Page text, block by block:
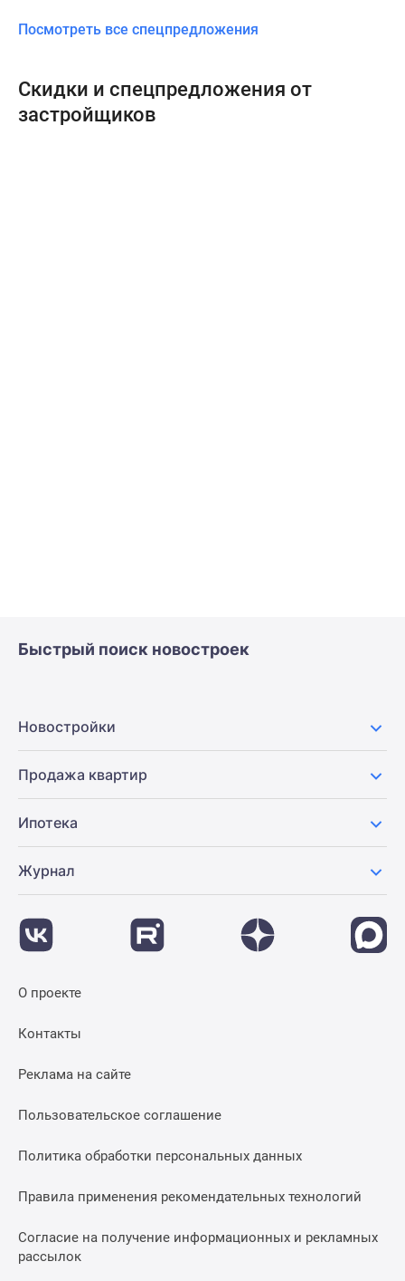
Посмотреть все спецпредложения
Скидки и спецпредложения от
застройщиков
Быстрый поиск новостроек
Новостройки
Продажа квартир
Ипотека
Журнал
О проекте
Контакты
Реклама на сайте
Пользовательское соглашение
Политика обработки персональных данных
Правила применения рекомендательных технологий
Согласие на получение информационных и рекламных
рассылок